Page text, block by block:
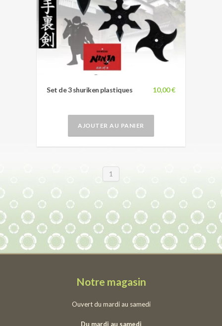
10,00 €
Set de 3 shuriken plastiques
AJOUTER AU PANIER
1
Notre magasin
Ouvert du mardi au samedi
Du mardi au samedi